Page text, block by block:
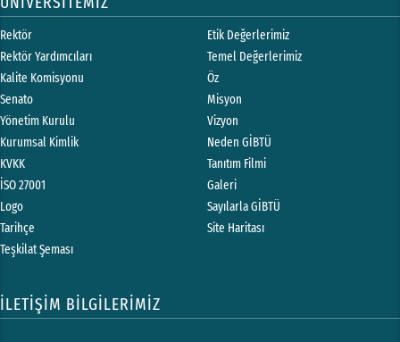
Rektör
Rektör Yardımcıları
Kalite Komisyonu
Senato
Yönetim Kurulu
Kurumsal Kimlik
KVKK
İSO 27001
Logo
Tarihçe
Teşkilat Şeması
Etik Değerlerimiz
Temel Değerlerimiz
Öz
Misyon
Vizyon
Neden GİBTÜ
Tanıtım Filmi
Galeri
Sayılarla GİBTÜ
Site Haritası
İLETİŞİM BİLGİLERİMİZ